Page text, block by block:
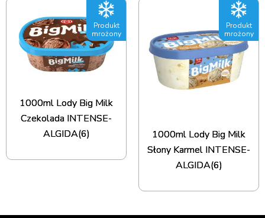
Produkt
mrożony
1000ml Lody Big Milk
Czekolada INTENSE-
ALGIDA(6)
Produkt
mrożony
1000ml Lody Big Milk
Słony Karmel INTENSE-
ALGIDA(6)